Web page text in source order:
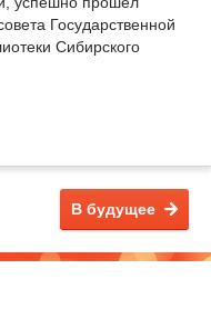
Государственной
Сибирского
В будущее